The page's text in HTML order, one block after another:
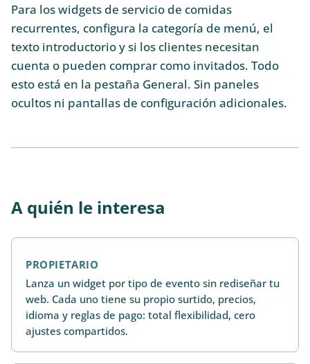
Para los widgets de servicio de comidas
recurrentes, configura la categoría de menú, el
texto introductorio y si los clientes necesitan
cuenta o pueden comprar como invitados. Todo
esto está en la pestaña General. Sin paneles
ocultos ni pantallas de configuración adicionales.
A quién le interesa
PROPIETARIO
Lanza un widget por tipo de evento sin rediseñar tu
web. Cada uno tiene su propio surtido, precios,
idioma y reglas de pago: total flexibilidad, cero
ajustes compartidos.